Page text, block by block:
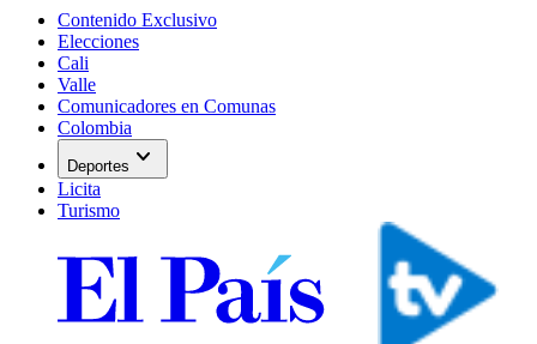
Contenido Exclusivo
Elecciones
Cali
Valle
Comunicadores en Comunas
Colombia
Deportes expand_more
Licita
Turismo